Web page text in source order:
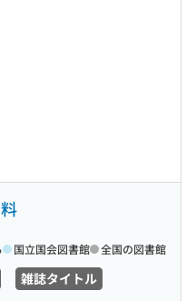
雑誌タイトル
国立国会図書館 全国の図書館